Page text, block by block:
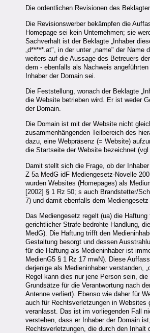
Die ordentlichen Revisionen des
Die Revisionswerber bekämpfen die
Homepage sei kein Unternehmen; sie
Sachverhalt ist der Beklagte „Inhaber
„d*****.at", in der unter „name" der
weiters auf die Aussage des Betreuers
dem - ebenfalls als Nachweis
Inhaber der Domain sei.
Die Feststellung, wonach der Beklagte
die Website betrieben wird. Er ist weder
der Domain.
Die Domain ist mit der Website nicht
zusammenhängenden Teilbereich des
dazu, eine Webpräsenz (= Website)
die Startseite der Website bezeichnet
Damit stellt sich die Frage, ob der
Z 5a MedG idF Mediengesetz-Novelle
wurden Websites (Homepages) als
[2002] § 1 Rz 50; s auch Brandstetter/
7) und damit ebenfalls dem Mediengesetz
Das Mediengesetz regelt (ua) die
gerichtlicher Strafe bedrohte Handlung,
MedG). Die Haftung trifft den
Gestaltung besorgt und dessen
für die Haftung als Medieninhaber ist
MedienG5 § 1 Rz 17 mwN). Diese
derjenige als Medieninhaber verstanden,
Regel kann dies nur jene Person sein,
Grundsätze für die Verantwortung nach
Antenne verliert). Ebenso wie daher für
auch für Rechtsverletzungen in Websites
veranlasst. Das ist im vorliegenden Fall
verstehen, dass er Inhaber der Domain
Rechtsverletzungen, die durch den Inhalt